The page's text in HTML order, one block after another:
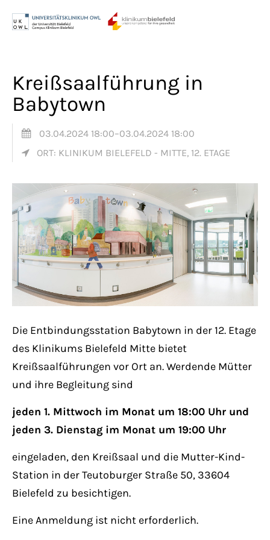
Anmelden
Register| Lost your password?
Support
24h/ 365days
We offer support for our customers
Get in touch
Cybersteel Inc.
376-293 City Road, Suite 600
Kreißsaalführung in
Babytown
03.04.2024 18:00–03.04.2024 18:00
ORT: KLINIKUM BIELEFELD - MITTE, 12. ETAGE
Die Entbindungsstation Babytown in der 12. Etage
des Klinikums Bielefeld Mitte bietet
Kreißsaalführungen vor Ort an. Werdende Mütter
und ihre Begleitung sind
jeden 1. Mittwoch im Monat um 18:00 Uhr und
jeden 3. Dienstag im Monat um 19:00 Uhr
eingeladen, den Kreißsaal und die Mutter-Kind-
Station in der Teutoburger Straße 50, 33604
Bielefeld zu besichtigen.
Eine Anmeldung ist nicht erforderlich.